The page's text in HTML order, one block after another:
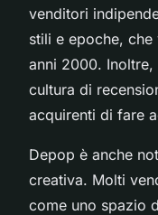
venditori
stili e epoche, che
anni 2000.
cultura di
acquirenti di fare
Depop è anche
creativa. Molti
come uno spazio